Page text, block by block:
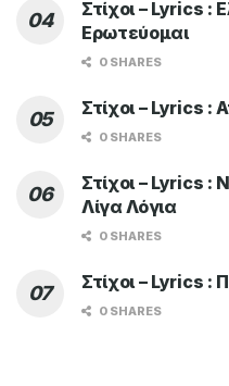
Στίχοι – Lyrics :
Ερωτεύομαι
0 SHARES
Στίχοι – Lyrics
0 SHARES
Στίχοι – Lyrics :
Λίγα Λόγια
0 SHARES
Στίχοι – Lyrics :
0 SHARES